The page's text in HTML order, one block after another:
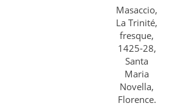
Masaccio,
La Trinité,
fresque,
1425-28,
Santa
Maria
Novella,
Florence.